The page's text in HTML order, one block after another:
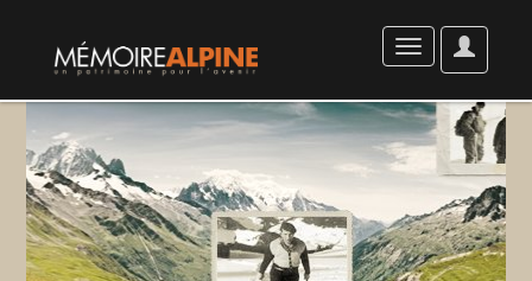
User
Options
Toggle
navigation